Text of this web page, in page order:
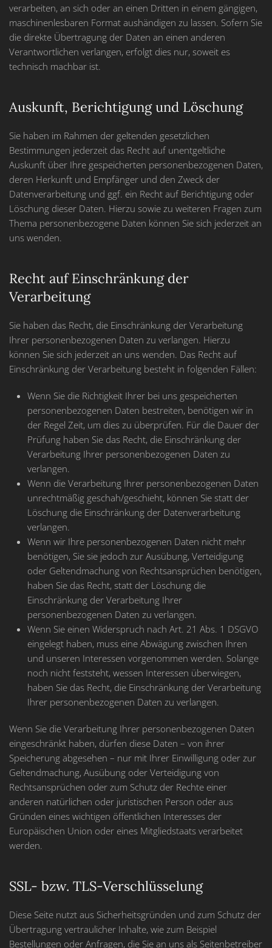
verarbeiten, an sich oder an einen Dritten in einem gängigen,
maschinenlesbaren Format aushändigen zu lassen. Sofern Sie
die direkte Übertragung der Daten an einen anderen
Verantwortlichen verlangen, erfolgt dies nur, soweit es
technisch machbar ist.
Auskunft, Berichtigung und Löschung
Sie haben im Rahmen der geltenden gesetzlichen
Bestimmungen jederzeit das Recht auf unentgeltliche
Auskunft über Ihre gespeicherten personenbezogenen Daten,
deren Herkunft und Empfänger und den Zweck der
Datenverarbeitung und ggf. ein Recht auf Berichtigung oder
Löschung dieser Daten. Hierzu sowie zu weiteren Fragen zum
Thema personenbezogene Daten können Sie sich jederzeit an
uns wenden.
Recht auf Einschränkung der
Verarbeitung
Sie haben das Recht, die Einschränkung der Verarbeitung
Ihrer personenbezogenen Daten zu verlangen. Hierzu
können Sie sich jederzeit an uns wenden. Das Recht auf
Einschränkung der Verarbeitung besteht in folgenden Fällen:
Wenn Sie die Richtigkeit Ihrer bei uns gespeicherten
personenbezogenen Daten bestreiten, benötigen wir in
der Regel Zeit, um dies zu überprüfen. Für die Dauer der
Prüfung haben Sie das Recht, die Einschränkung der
Verarbeitung Ihrer personenbezogenen Daten zu
verlangen.
Wenn die Verarbeitung Ihrer personenbezogenen Daten
unrechtmäßig geschah/geschieht, können Sie statt der
Löschung die Einschränkung der Datenverarbeitung
verlangen.
Wenn wir Ihre personenbezogenen Daten nicht mehr
benötigen, Sie sie jedoch zur Ausübung, Verteidigung
oder Geltendmachung von Rechtsansprüchen benötigen,
haben Sie das Recht, statt der Löschung die
Einschränkung der Verarbeitung Ihrer
personenbezogenen Daten zu verlangen.
Wenn Sie einen Widerspruch nach Art. 21 Abs. 1 DSGVO
eingelegt haben, muss eine Abwägung zwischen Ihren
und unseren Interessen vorgenommen werden. Solange
noch nicht feststeht, wessen Interessen überwiegen,
haben Sie das Recht, die Einschränkung der Verarbeitung
Ihrer personenbezogenen Daten zu verlangen.
Wenn Sie die Verarbeitung Ihrer personenbezogenen Daten
eingeschränkt haben, dürfen diese Daten – von ihrer
Speicherung abgesehen – nur mit Ihrer Einwilligung oder zur
Geltendmachung, Ausübung oder Verteidigung von
Rechtsansprüchen oder zum Schutz der Rechte einer
anderen natürlichen oder juristischen Person oder aus
Gründen eines wichtigen öffentlichen Interesses der
Europäischen Union oder eines Mitgliedstaats verarbeitet
werden.
SSL- bzw. TLS-Verschlüsselung
Diese Seite nutzt aus Sicherheitsgründen und zum Schutz der
Übertragung vertraulicher Inhalte, wie zum Beispiel
Bestellungen oder Anfragen, die Sie an uns als Seitenbetreiber